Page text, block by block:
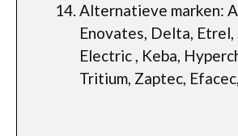
Alternatieve marken:
Enovates, Delta, Etrel,
Electric , Keba,
Tritium, Zaptec,